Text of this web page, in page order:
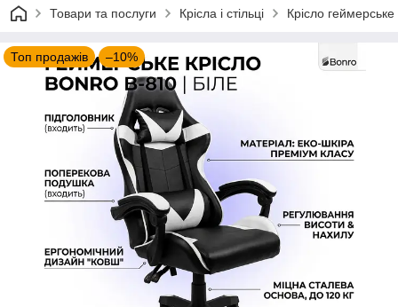
Товари та послуги Крісла і стільці Крісло
Топ продажів –10%